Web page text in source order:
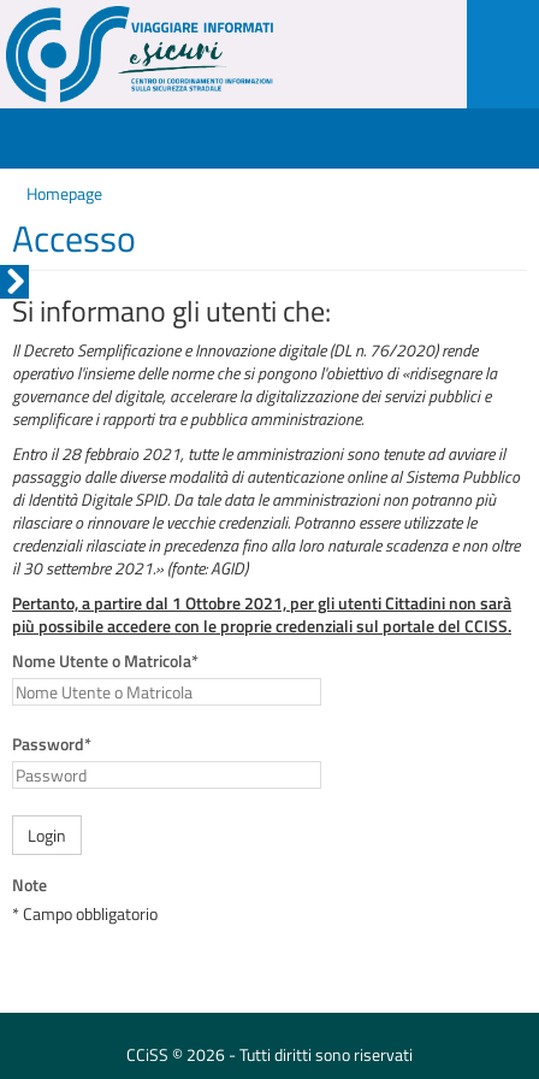
Homepage
Accesso
Si informano gli utenti che:
Il Decreto Semplificazione e Innovazione digitale (DL n. 76/2020) rende
operativo l'insieme delle norme che si pongono l'obiettivo di «ridisegnare la
governance del digitale, accelerare la digitalizzazione dei servizi pubblici e
semplificare i rapporti tra e pubblica amministrazione.
Entro il 28 febbraio 2021, tutte le amministrazioni sono tenute ad avviare il
passaggio dalle diverse modalità di autenticazione online al Sistema Pubblico
di Identità Digitale SPID. Da tale data le amministrazioni non potranno più
rilasciare o rinnovare le vecchie credenziali. Potranno essere utilizzate le
credenziali rilasciate in precedenza fino alla loro naturale scadenza e non oltre
il 30 settembre 2021.» (fonte: AGID)
Pertanto, a partire dal 1 Ottobre 2021, per gli utenti Cittadini non sarà
più possibile accedere con le proprie credenziali sul portale del CCISS.
Nome Utente o Matricola*
Password*
Login
Note
* Campo obbligatorio
CCiSS © 2026 - Tutti diritti sono riservati